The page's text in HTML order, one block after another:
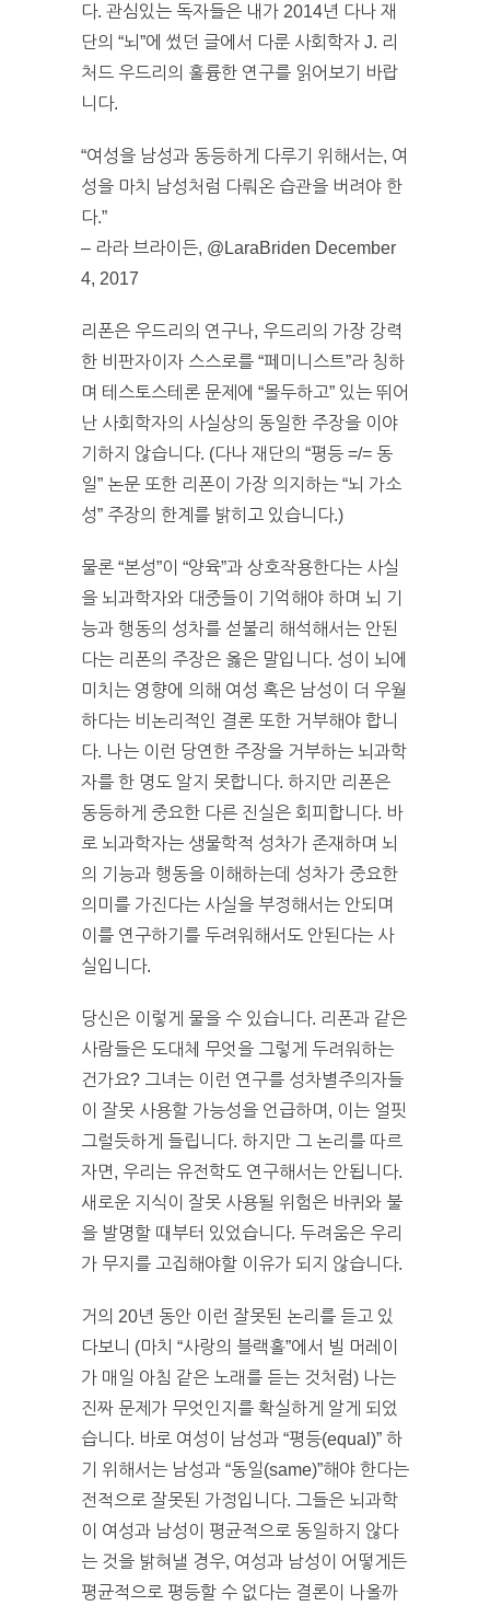
다. 관심있는 독자들은 내가 2014년 다나 재
단의 “뇌”에 썼던 글에서 다룬 사회학자 J. 리
처드 우드리의 훌륭한 연구를 읽어보기 바랍
니다.
“여성을 남성과 동등하게 다루기 위해서는, 여
성을 마치 남성처럼 다뤄온 습관을 버려야 한
다.”
– 라라 브라이든, @LaraBriden December
4, 2017
리폰은 우드리의 연구나, 우드리의 가장 강력
한 비판자이자 스스로를 “페미니스트”라 칭하
며 테스토스테론 문제에 “몰두하고” 있는 뛰어
난 사회학자의 사실상의 동일한 주장을 이야
기하지 않습니다. (다나 재단의 “평등 =/= 동
일” 논문 또한 리폰이 가장 의지하는 “뇌 가소
성” 주장의 한계를 밝히고 있습니다.)
물론 “본성”이 “양육”과 상호작용한다는 사실
을 뇌과학자와 대중들이 기억해야 하며 뇌 기
능과 행동의 성차를 섣불리 해석해서는 안된
다는 리폰의 주장은 옳은 말입니다. 성이 뇌에
미치는 영향에 의해 여성 혹은 남성이 더 우월
하다는 비논리적인 결론 또한 거부해야 합니
다. 나는 이런 당연한 주장을 거부하는 뇌과학
자를 한 명도 알지 못합니다. 하지만 리폰은
동등하게 중요한 다른 진실은 회피합니다. 바
로 뇌과학자는 생물학적 성차가 존재하며 뇌
의 기능과 행동을 이해하는데 성차가 중요한
의미를 가진다는 사실을 부정해서는 안되며
이를 연구하기를 두려워해서도 안된다는 사
실입니다.
당신은 이렇게 물을 수 있습니다. 리폰과 같은
사람들은 도대체 무엇을 그렇게 두려워하는
건가요? 그녀는 이런 연구를 성차별주의자들
이 잘못 사용할 가능성을 언급하며, 이는 얼핏
그럴듯하게 들립니다. 하지만 그 논리를 따르
자면, 우리는 유전학도 연구해서는 안됩니다.
새로운 지식이 잘못 사용될 위험은 바퀴와 불
을 발명할 때부터 있었습니다. 두려움은 우리
가 무지를 고집해야할 이유가 되지 않습니다.
거의 20년 동안 이런 잘못된 논리를 듣고 있
다보니 (마치 “사랑의 블랙홀”에서 빌 머레이
가 매일 아침 같은 노래를 듣는 것처럼) 나는
진짜 문제가 무엇인지를 확실하게 알게 되었
습니다. 바로 여성이 남성과 “평등(equal)” 하
기 위해서는 남성과 “동일(same)”해야 한다는
전적으로 잘못된 가정입니다. 그들은 뇌과학
이 여성과 남성이 평균적으로 동일하지 않다
는 것을 밝혀낼 경우, 여성과 남성이 어떻게든
평균적으로 평등할 수 없다는 결론이 나올까